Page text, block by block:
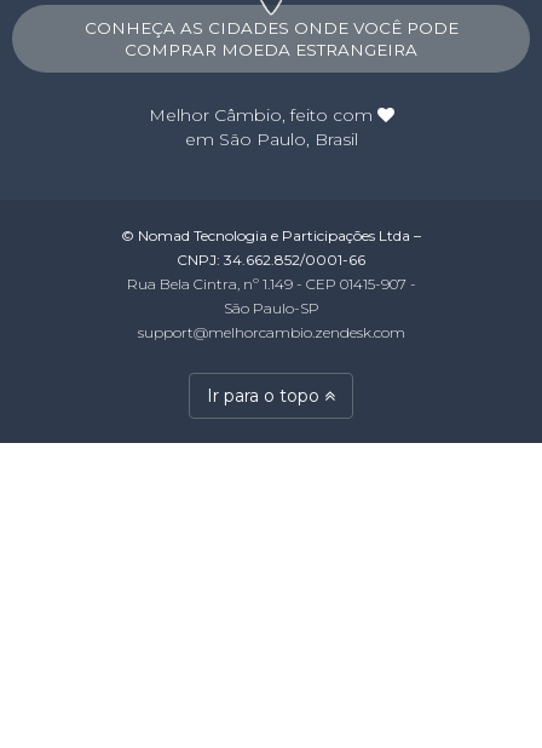
CONHEÇA AS CIDADES ONDE VOCÊ PODE
COMPRAR MOEDA ESTRANGEIRA
Melhor Câmbio, feito com
em São Paulo, Brasil
© Nomad Tecnologia e Participações Ltda –
CNPJ: 34.662.852/0001-66
Rua Bela Cintra, nº 1.149 - CEP 01415-907 -
São Paulo-SP
support@melhorcambio.zendesk.com
Ir para o topo